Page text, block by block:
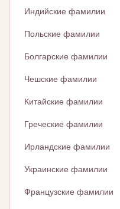
Индийские фамилии
Польские фамилии
Болгарские фамилии
Чешские фамилии
Китайские фамилии
Греческие фамилии
Ирландские фамилии
Украинские фамилии
Французские фамилии